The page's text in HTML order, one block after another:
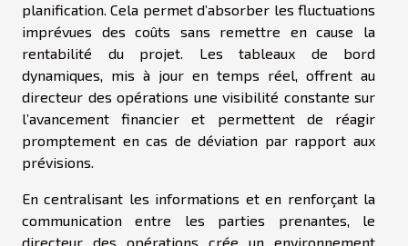
planification. Cela permet d’absorber les fluctuations
imprévues des coûts sans remettre en cause la
rentabilité du projet. Les tableaux de bord
dynamiques, mis à jour en temps réel, offrent au
directeur des opérations une visibilité constante sur
l’avancement financier et permettent de réagir
promptement en cas de déviation par rapport aux
prévisions.
En centralisant les informations et en renforçant la
communication entre les parties prenantes, le
directeur des opérations crée un environnement